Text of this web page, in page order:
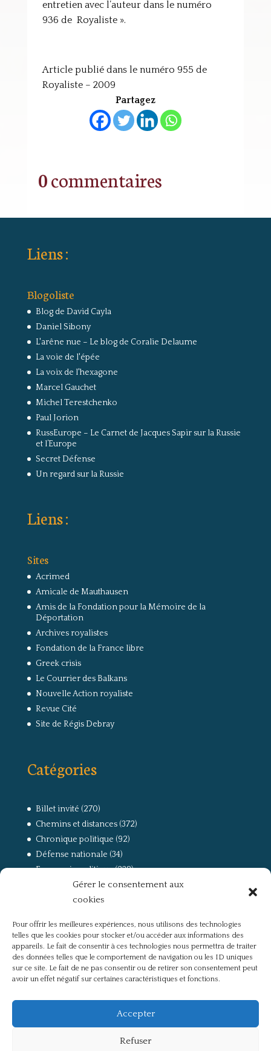
Gérer le consentement aux
cookies
Pour offrir les meilleures expériences, nous utilisons des technologies
telles que les cookies pour stocker et/ou accéder aux informations des
appareils. Le fait de consentir à ces technologies nous permettra de traiter
des données telles que le comportement de navigation ou les ID uniques
sur ce site. Le fait de ne pas consentir ou de retirer son consentement peut
avoir un effet négatif sur certaines caractéristiques et fonctions.
Accepter
Refuser
entretien avec l’auteur dans le numéro
936 de Royaliste ».
Article publié dans le numéro 955 de
Royaliste – 2009
Partagez
0 commentaires
Liens :
Blogoliste
Blog de David Cayla
Daniel Sibony
L'arêne nue – Le blog de Coralie Delaume
La voie de l'épée
La voix de l'hexagone
Marcel Gauchet
Michel Terestchenko
Paul Jorion
RussEurope – Le Carnet de Jacques Sapir sur la Russie
et l’Europe
Secret Défense
Un regard sur la Russie
Liens :
Sites
Acrimed
Amicale de Mauthausen
Amis de la Fondation pour la Mémoire de la
Déportation
Archives royalistes
Fondation de la France libre
Greek crisis
Le Courrier des Balkans
Nouvelle Action royaliste
Revue Cité
Site de Régis Debray
Catégories
Billet invité (270)
Chemins et distances(372)
Chronique politique (92)
Défense nationale (34)
Economie politique(238)
(168)
La guerre, la Résistance et la Déportation
Non classé(42)
Partis politiques, intelligentsia, médias(750)
Présentation(4)
Références(57)